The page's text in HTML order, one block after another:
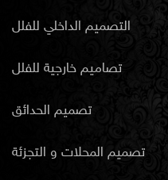
التصميم الداخلي للفلل
تصاميم خارجية للفلل
تصميم الحدائق
تصميم المحلات و التجزئة